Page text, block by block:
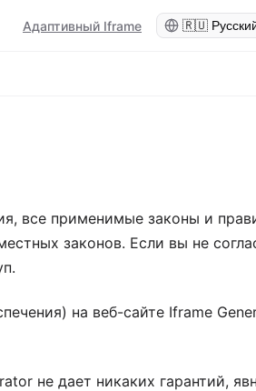
Адаптивный Iframe
все применимые законы и
законов. Если вы не
на веб-сайте Iframe
не дает никаких гарантий,